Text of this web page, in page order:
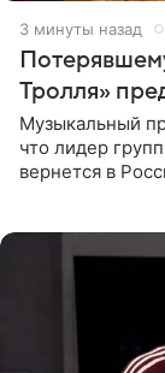
3 минуты назад
Тролля»
Музыкальный
что лидер
вернется в